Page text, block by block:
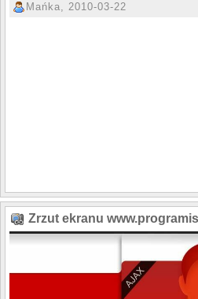
Mańka, 2010-03-22
Zrzut ekranu